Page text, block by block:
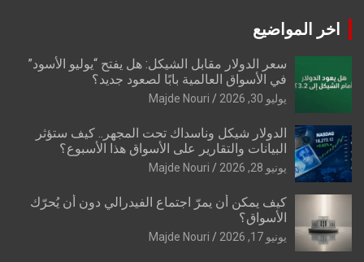
اخر المواضيع
سعر الدولار مقابل الشيكل: هل يفتح “يوليو الأسود”
في الأسواق العالمية بابًا لصعود جديد؟
يوليو 30, 2026 Majde Nouri
الدولار شيكل وناسداك تحت المجهر.. كيف ستؤثر
البيانات والتقارير على الأسواق هذا الأسبوع؟
يونيو 28, 2026 Majde Nouri
كيف يمكن أن يمرّ اجتماع الفيدرالي دون أن يُحرّك
الأسواق؟
يونيو 17, 2026 Majde Nouri